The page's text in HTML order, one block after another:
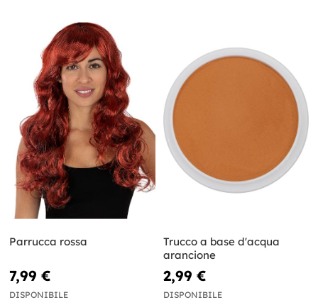
Parrucca rossa
7,99 €
DISPONIBILE
Trucco a base d'acqua
arancione
2,99 €
DISPONIBILE